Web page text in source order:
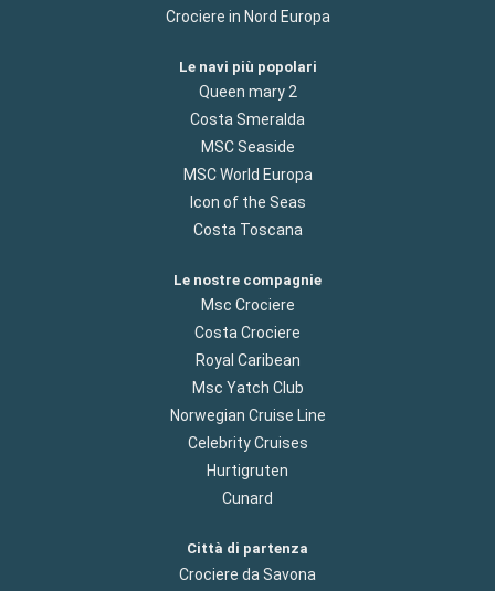
Crociere in Nord Europa
Le navi più popolari
Queen mary 2
Costa Smeralda
MSC Seaside
MSC World Europa
Icon of the Seas
Costa Toscana
Le nostre compagnie
Msc Crociere
Costa Crociere
Royal Caribean
Msc Yatch Club
Norwegian Cruise Line
Celebrity Cruises
Hurtigruten
Cunard
Città di partenza
Crociere da Savona